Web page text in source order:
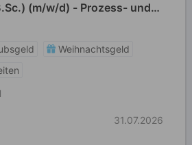
(m/w/d) - Prozess- und
w/d) für die
Weihnachtsgeld
31.07.2026